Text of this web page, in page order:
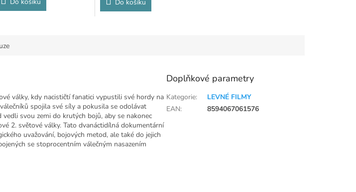
Do košíku
války, kdy nacističtí fanatici vypustili své hordy na
spojila své síly a pokusila se odolávat
vedli svou zemi do krutých bojů, aby se nakonec
2. světové války. Tato dvanáctidílná dokumentární
uvažování, bojových metod, ale také do jejich
se stoprocentním válečným nasazením
Doplňkové parametry
Kategorie:
LEVNÉ FILMY
EAN: 8594067061576